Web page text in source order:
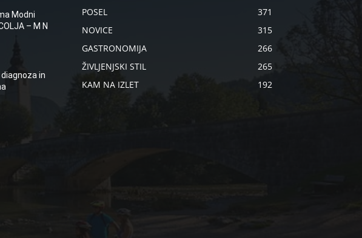
Modni
– M N
in
POSEL
371
NOVICE
315
GASTRONOMIJA
266
ŽIVLJENJSKI STIL
265
KAM NA IZLET
192